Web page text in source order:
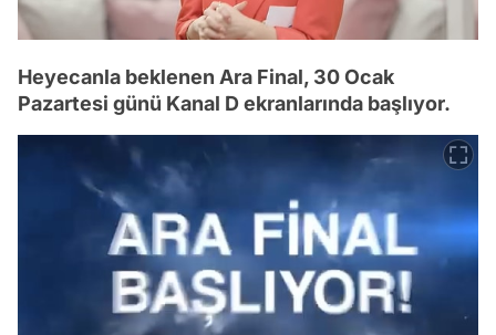
Heyecanla beklenen Ara Final, 30 Ocak
Pazartesi günü Kanal D ekranlarında başlıyor.